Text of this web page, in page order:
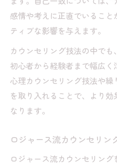
感情や考えに正直でいるこ
ティブな影響を与えます。
カウンセリング技法の中で
初心者から経験者まで幅広く
心理カウンセリング技法や
を取り入れることで、より
なります。
ロジャース流カウンセリン
ロジャース流カウンセリン